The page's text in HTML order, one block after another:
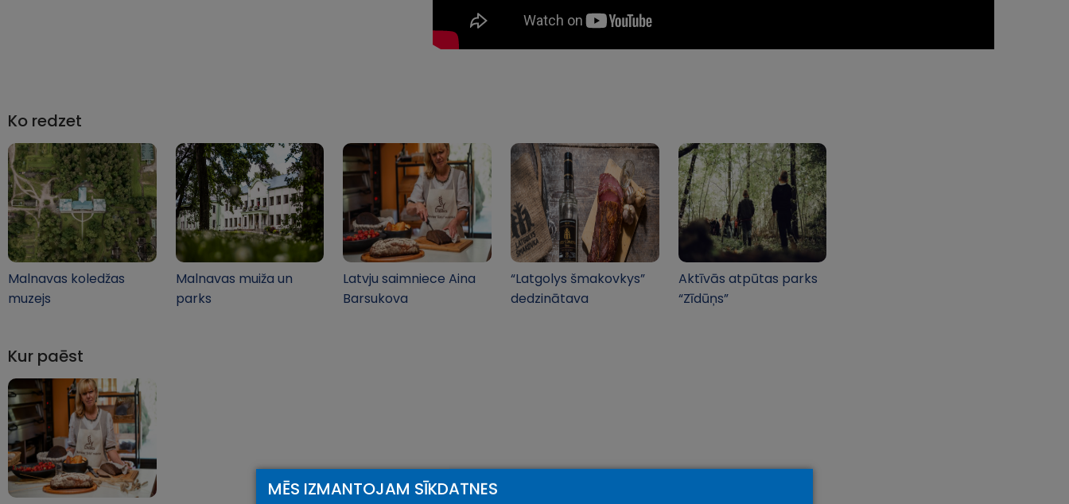
Ko redzet
Malnavas koledžas
muzejs
Malnavas muiža un
parks
Latvju saimniece Aina
Barsukova
“Latgolys šmakovkys”
dedzinātava
Aktīvās atpūtas parks
“Zīdūņs”
Kur paēst
MĒS IZMANTOJAM SĪKDATNES